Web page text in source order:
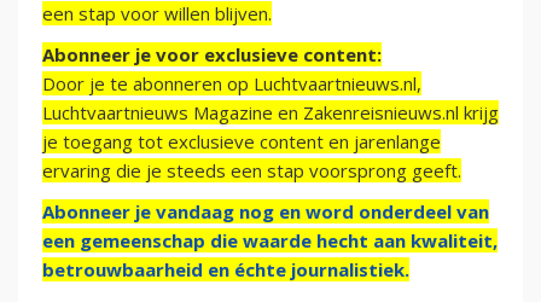
een stap voor willen blijven.
Abonneer je voor exclusieve content:
Door je te abonneren op Luchtvaartnieuws.nl,
Luchtvaartnieuws Magazine en Zakenreisnieuws.nl krijg
je toegang tot exclusieve content en jarenlange
ervaring die je steeds een stap voorsprong geeft.
Abonneer je vandaag nog en word onderdeel van
een gemeenschap die waarde hecht aan kwaliteit,
betrouwbaarheid en échte journalistiek.